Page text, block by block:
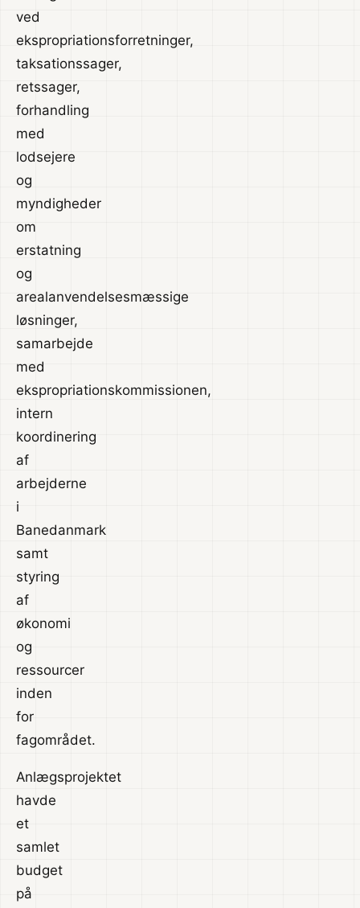
ved
ekspropriationsforretninger,
taksationssager,
retssager,
forhandling
med
lodsejere
og
myndigheder
om
erstatning
og
arealanvendelsesmæssige
løsninger,
samarbejde
med
ekspropriationskommissionen,
intern
koordinering
af
arbejderne
i
Banedanmark
samt
styring
af
økonomi
og
ressourcer
inden
for
fagområdet.
Anlægsprojektet
havde
et
samlet
budget
på